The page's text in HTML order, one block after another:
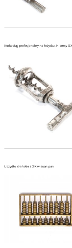
Korkociąg profesjonalny na łożysku, Niemcy
Liczydło chińskie z XIX w suan pan